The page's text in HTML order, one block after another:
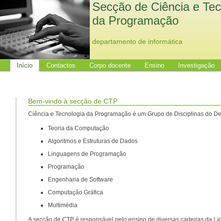
Secção de Ciência e
da Programação
departamento de informática
Início Contactos Corpo docente Ensino Investigação
Bem-vindo à secção de CTP
Ciência e Tecnologia da Programação é um Grupo de Disciplinas do
Teoria da Computação
Algoritmos e Estruturas de Dados
Linguagens de Programação
Programação
Engenharia de Software
Computação Gráfica
Multimédia
A secção de CTP é responsável pelo ensino de diversas cadeiras da